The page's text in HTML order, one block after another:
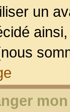
un